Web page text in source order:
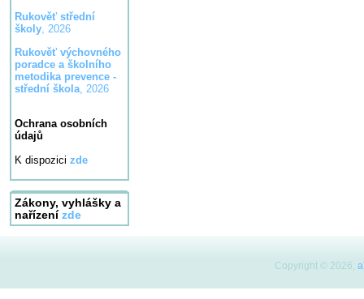
Rukověť střední
školy, 2026
Rukověť výchovného
poradce a školního
metodika prevence -
střední škola, 2026
Ochrana osobních
údajů
K dispozici zde
Zákony, vyhlášky a
nařízení zde
Copyright © 2026,